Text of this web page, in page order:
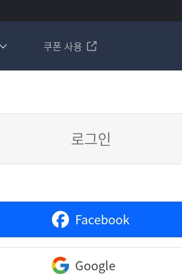
쿠폰 사용
로그인
Facebook
Google